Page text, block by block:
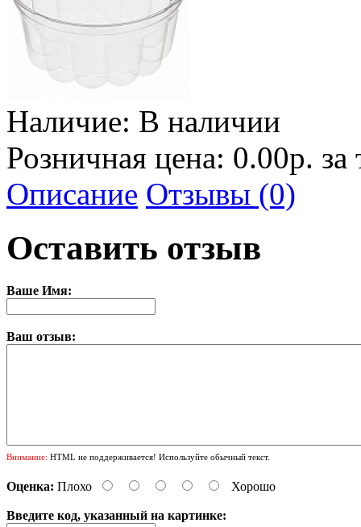
Наличие: В наличии
Розничная цена: 0.00р.
Описание Отзывы (0)
Оставить отзыв
Ваше Имя:
Ваш отзыв:
Внимание: HTML не поддерживается! Используйте обычный текст.
Оценка: Плохо Хорошо
Введите код, указанный на картинке: